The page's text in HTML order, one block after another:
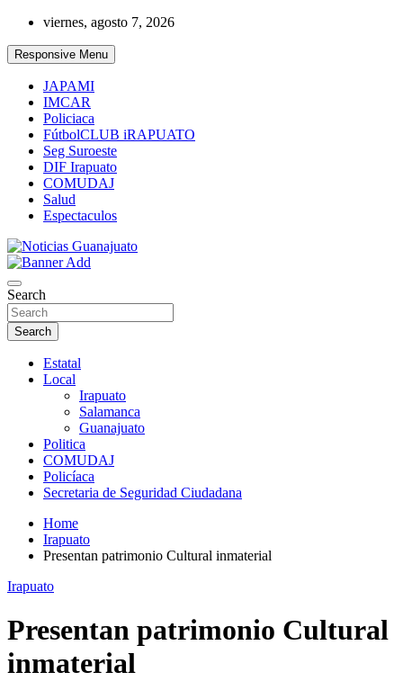
Skip
content
viernes, agosto 7, 2026
Responsive Menu
JAPAMI
IMCAR
Policiaca
FútbolCLUB iRAPUATO
Seg Suroeste
DIF Irapuato
COMUDAJ
Salud
Espectaculos
Noticias Guanajuato
Search
Search
Estatal
Local
Irapuato
Salamanca
Guanajuato
Politica
COMUDAJ
Policíaca
Secretaria de Seguridad Ciudadana
Home
Irapuato
Presentan patrimonio Cultural inmaterial
Irapuato
Presentan patrimonio Cultural
inmaterial